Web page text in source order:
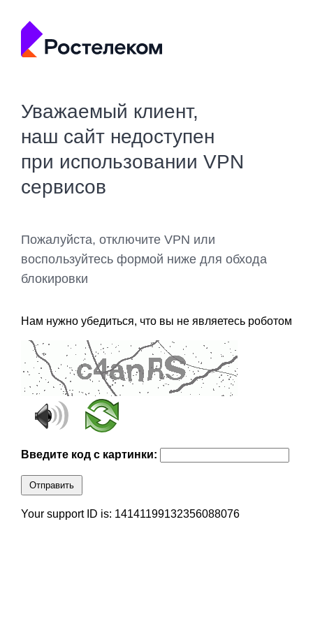
Уважаемый клиент,
наш сайт недоступен
при использовании VPN
сервисов
Пожалуйста, отключите VPN или
воспользуйтесь формой ниже для обхода
блокировки
Нам нужно убедиться, что вы не являетесь роботом
Введите код с картинки:
Отправить
Your support ID is: 14141199132356088076